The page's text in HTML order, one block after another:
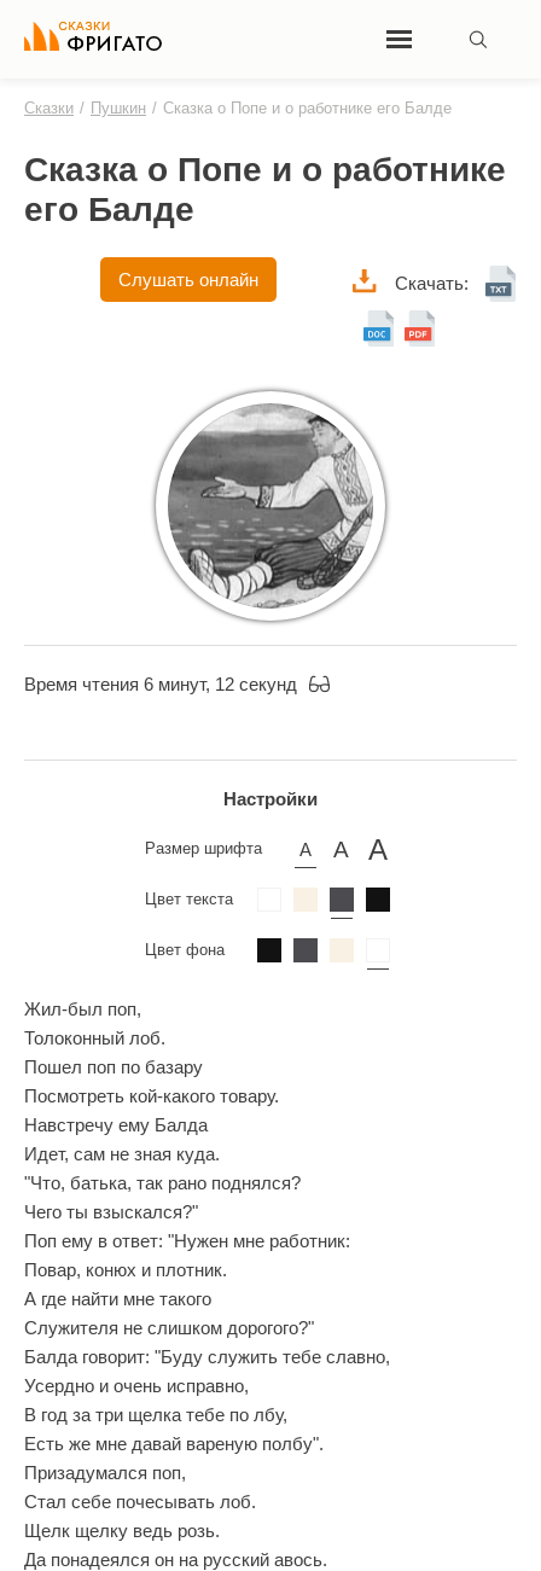
Сказки / Пушкин / Сказка о Попе и о работнике его Балде
Сказка о Попе и о работнике
его Балде
Слушать онлайн Скачать:
Время чтения 6 минут, 12 секунд
Настройки
Размер шрифта
Цвет текста
Цвет фона
Жил-был поп,
Толоконный лоб.
Пошел поп по базару
Посмотреть кой-какого товару.
Навстречу ему Балда
Идет, сам не зная куда.
"Что, батька, так рано поднялся?
Чего ты взыскался?"
Поп ему в ответ: "Нужен мне работник:
Повар, конюх и плотник.
А где найти мне такого
Служителя не слишком дорогого?"
Балда говорит: "Буду служить тебе славно,
Усердно и очень исправно,
В год за три щелка тебе по лбу,
Есть же мне давай вареную полбу".
Призадумался поп,
Стал себе почесывать лоб.
Щелк щелку ведь розь.
Да понадеялся он на русский авось.